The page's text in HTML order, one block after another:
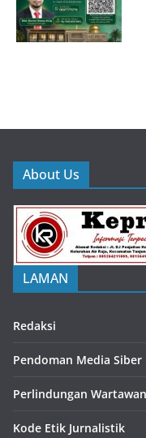
About Us
LAMAN
Redaksi
Pendoman Media Siber
Perlindungan Wartawan
Kode Etik Jurnalistik